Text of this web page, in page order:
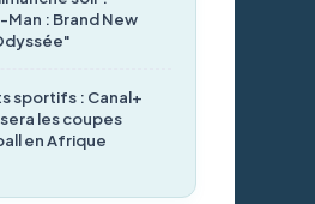
Man : Brand New
sportifs : Canal+
les coupes
en Afrique